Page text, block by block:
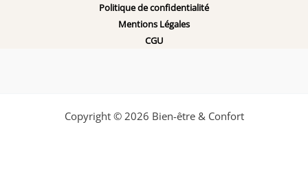
Politique de confidentialité
Mentions Légales
CGU
Copyright © 2026 Bien-être & Confort